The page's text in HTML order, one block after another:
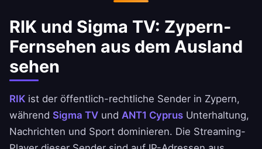
RIK und Sigma TV: Zypern-
Fernsehen aus dem Ausland
sehen
RIK ist der öffentlich-rechtliche Sender in Zypern,
während Sigma TV und ANT1 Cyprus Unterhaltung,
Nachrichten und Sport dominieren. Die Streaming-